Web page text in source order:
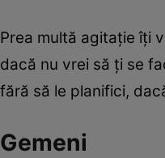
Prea multă agitaţie îţi
dacă nu vrei să ţi se
fără să le planifici,
Gemeni